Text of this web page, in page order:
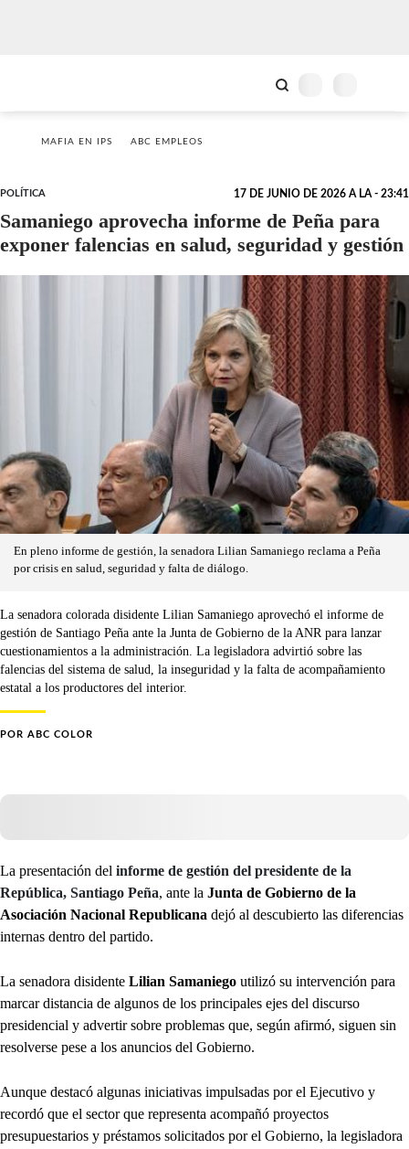
MAFIA EN IPS ABC EMPLEOS
POLÍTICA 17 DE JUNIO DE 2026 A LA - 23:41
Samaniego aprovecha informe de Peña para
exponer falencias en salud, seguridad y gestión
En pleno informe de gestión, la senadora Lilian Samaniego reclama a Peña
por crisis en salud, seguridad y falta de diálogo.
La senadora colorada disidente Lilian Samaniego aprovechó el informe de
gestión de Santiago Peña ante la Junta de Gobierno de la ANR para lanzar
cuestionamientos a la administración. La legisladora advirtió sobre las
falencias del sistema de salud, la inseguridad y la falta de acompañamiento
estatal a los productores del interior.
POR ABC COLOR
La presentación del informe de gestión del presidente de la
República, Santiago Peña, ante la Junta de Gobierno de la
Asociación Nacional Republicana dejó al descubierto las diferencias
internas dentro del partido.
La senadora disidente Lilian Samaniego utilizó su intervención para
marcar distancia de algunos de los principales ejes del discurso
presidencial y advertir sobre problemas que, según afirmó, siguen sin
resolverse pese a los anuncios del Gobierno.
Aunque destacó algunas iniciativas impulsadas por el Ejecutivo y
recordó que el sector que representa acompañó proyectos
presupuestarios y préstamos solicitados por el Gobierno, la legisladora